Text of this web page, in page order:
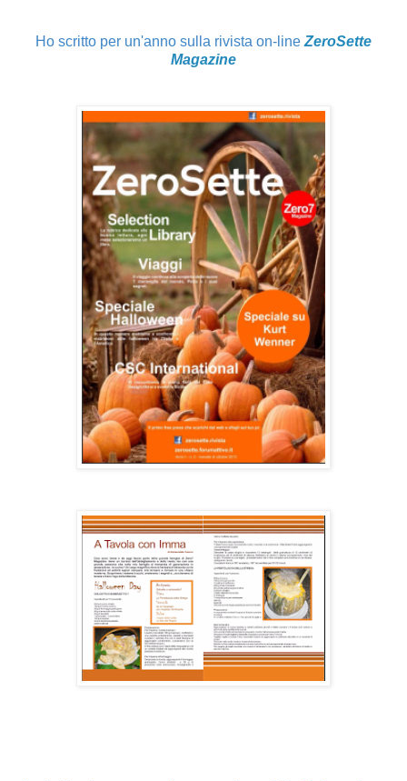
Ho scritto per un'anno sulla rivista on-line ZeroSette
Magazine